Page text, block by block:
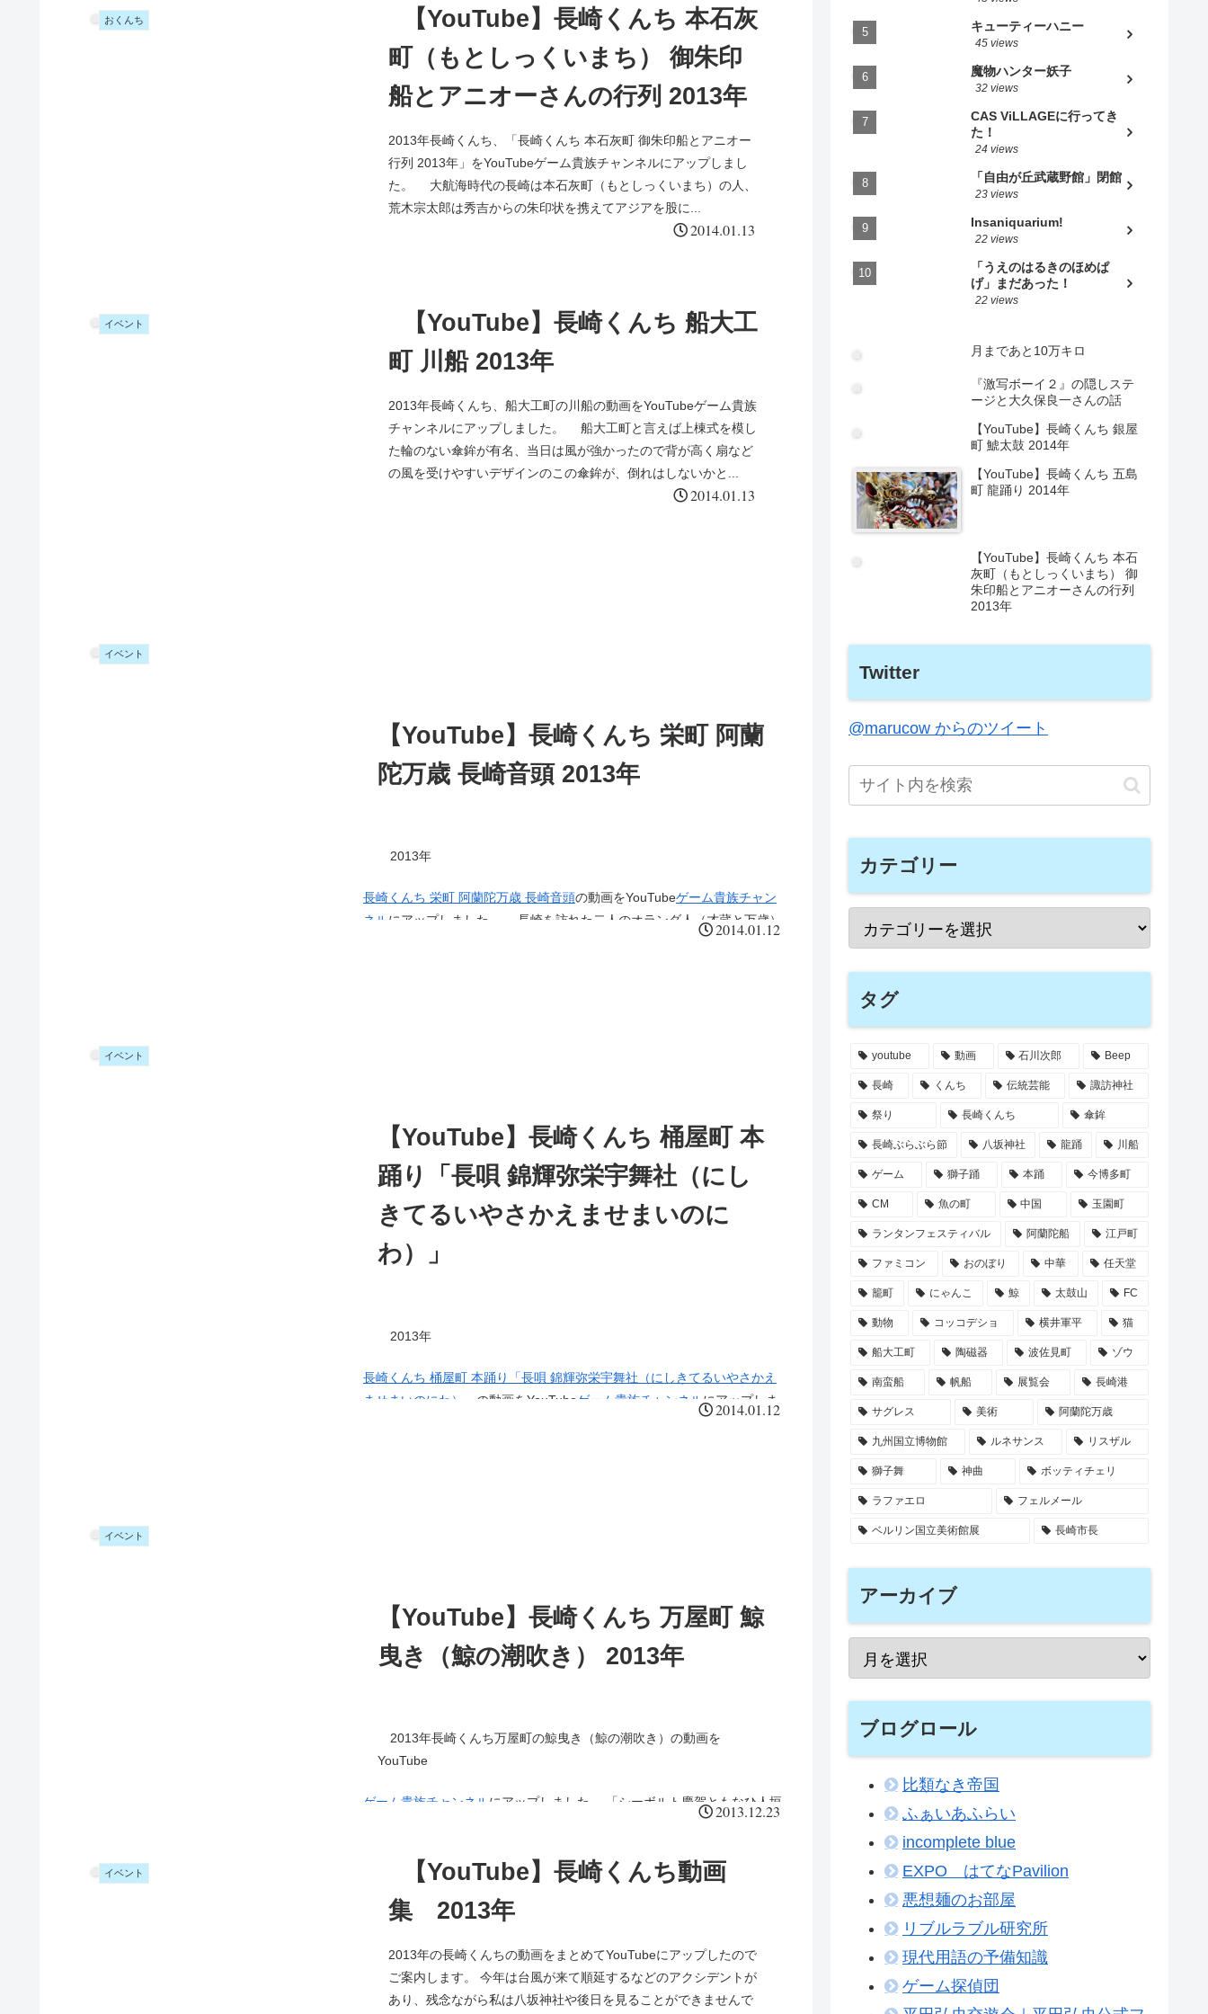
おくんち
【YouTube】長崎くんち 本石灰
町（もとしっくいまち） 御朱印
船とアニオーさんの行列 2013年
2013年長崎くんち、「長崎くんち 本石灰町 御朱印船とアニオー
行列 2013年」をYouTubeゲーム貴族チャンネルにアップしまし
た。 大航海時代の長崎は本石灰町（もとしっくいまち）の人、
荒木宗太郎は秀吉からの朱印状を携えてアジアを股に...
2014.01.13
イベント
【YouTube】長崎くんち 船大工
町 川船 2013年
2013年長崎くんち、船大工町の川船の動画をYouTubeゲーム貴族
チャンネルにアップしました。 船大工町と言えば上棟式を模し
た輪のない傘鉾が有名、当日は風が強かったので背が高く扇など
の風を受けやすいデザインのこの傘鉾が、倒れはしないかと...
2014.01.13
イベント
【YouTube】長崎くんち 栄町 阿蘭
陀万歳 長崎音頭 2013年
2013年
長崎くんち 栄町 阿蘭陀万歳 長崎音頭の動画をYouTubeゲーム貴族チャン
ネル にアップしました。 長崎を訪れた二人のオランダ人（才蔵と万歳）
として数えられてきました。エキゾチックで楽しくそれでいてそこはかと
なく哀愁を漂わせるこの阿蘭陀万歳はまさに長崎そのものです。
2014.01.12
イベント
【YouTube】長崎くんち 桶屋町 本
踊り「長唄 錦輝弥栄宇舞社（にし
きてるいやさかえませまいのに
わ）」
2013年
長崎くんち 桶屋町 本踊り「長唄 錦輝弥栄宇舞社（にしきてるいやさかえ
ませまいのにわ）」 の動画をYouTube ゲーム貴族チャンネル にアップしま
されて映えるこの舞の見事さよ。 今回の桶屋町の奉納の見所は「早変わ
中盤での衣裳の早変わりに長坂は大いに湧きました。
2014.01.12
イベント
【YouTube】長崎くんち 万屋町 鯨
曳き（鯨の潮吹き） 2013年
2013年長崎くんち万屋町の鯨曳き（鯨の潮吹き）の動画を
YouTube
ゲーム貴族チャンネル にアップしました。 「シーボルト慶賀ともなひ人垣
いう人が勧めて万屋町の演し物となったといいます。実に200年を超える
目の当主の方が奉納を見に来ていたそうです。 この演し物のテーマは捕
たちが乗る船は銛を装備した捕鯨船です。鯨の後にお囃子の楽隊が乗り込
んでる小屋のような曳き物は納屋で、いわゆる鯨組の基地。そしてこの鯨
は奉納の歌にもあるようにセミクジラであろうと思われます。真っ黒いず
2013.12.23
イベント
【YouTube】長崎くんち動画
集 2013年
2013年の長崎くんちの動画をまとめてYouTubeにアップしたので
ご案内します。 今年は台風が来て順延するなどのアクシデントが
あり、残念ながら私は八坂神社や後日を見ることができませんで
キューティーハニー
45 views
魔物ハンター妖子
32 views
CAS ViLLAGEに行ってき
た！
24 views
「自由が丘武蔵野館」閉館
23 views
Insaniquarium!
22 views
「うえのはるきのほめぱ
げ」まだあった！
22 views
月まであと10万キロ
『激写ボーイ２』の隠しステ
ージと大久保良一さんの話
【YouTube】長崎くんち 銀屋
町 鯱太鼓 2014年
【YouTube】長崎くんち 五島
町 龍踊り 2014年
【YouTube】長崎くんち 本石
灰町（もとしっくいまち） 御
朱印船とアニオーさんの行列
2013年
Twitter
@marucow からのツイート
カテゴリー
タグ
youtube 動画 石川次郎 Beep
長崎 くんち 伝統芸能 諏訪神社
祭り 長崎くんち 傘鉾
長崎ぶらぶら節 八坂神社 龍踊 川船
ゲーム 獅子踊 本踊 今博多町
CM 魚の町 中国 玉園町
ランタンフェスティバル 阿蘭陀船 江戸町
ファミコン おのぼり 中華 任天堂
籠町 にゃんこ 鯨 太鼓山 FC
動物 コッコデショ 横井軍平 猫
船大工町 陶磁器 波佐見町 ゾウ
南蛮船 帆船 展覧会 長崎港
サグレス 美術 阿蘭陀万歳
九州国立博物館 ルネサンス リスザル
獅子舞 神曲 ボッティチェリ
ラファエロ フェルメール
ベルリン国立美術館展 長崎市長
アーカイブ
ブログロール
比類なき帝国
ふぁいあふらい
incomplete blue
EXPO はてなPavilion
悪想麺のお部屋
リブルラブル研究所
現代用語の予備知識
ゲーム探偵団